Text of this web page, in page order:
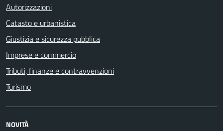
Autorizzazioni
Catasto e urbanistica
Giustizia e sicurezza pubblica
Imprese e commercio
Tributi, finanze e contravvenzioni
Turismo
NOVITÀ